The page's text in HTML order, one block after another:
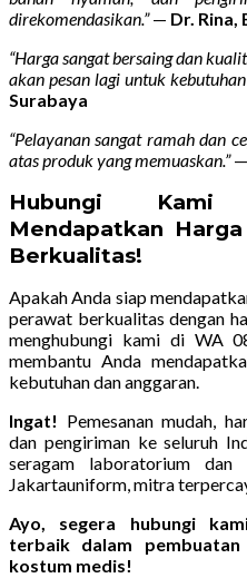
direkomendasikan.”— Dr. Rina,
“Harga sangat bersaing dan
akan pesan lagi untuk
Surabaya
“Pelayanan sangat ramah dan
atas produk yang memuaskan.”—
Hubungi Kami
Mendapatkan
Berkualitas!
Apakah Anda siap
perawat berkualitas dengan
menghubungi kami di WA
membantu Anda
kebutuhan dan anggaran.
Ingat! Pemesanan mudah,
dan pengiriman ke seluruh
seragam laboratorium
Jakartauniform, mitra
Ayo, segera hubungi
terbaik dalam
kostum medis!